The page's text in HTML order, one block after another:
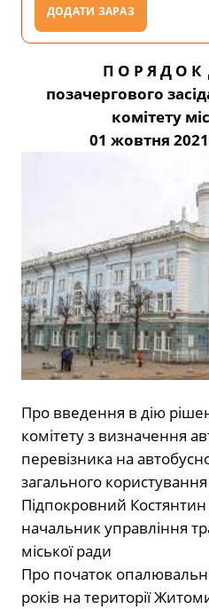
ДОДАТИ ЗАРАЗ
П О Р Я Д О К
позачергового
комітету
01 жовтня
Про введення в дію
комітету з визначення
перевізника на
загального користування
Підпокровний
начальник управління
міської ради
Про початок
років на території